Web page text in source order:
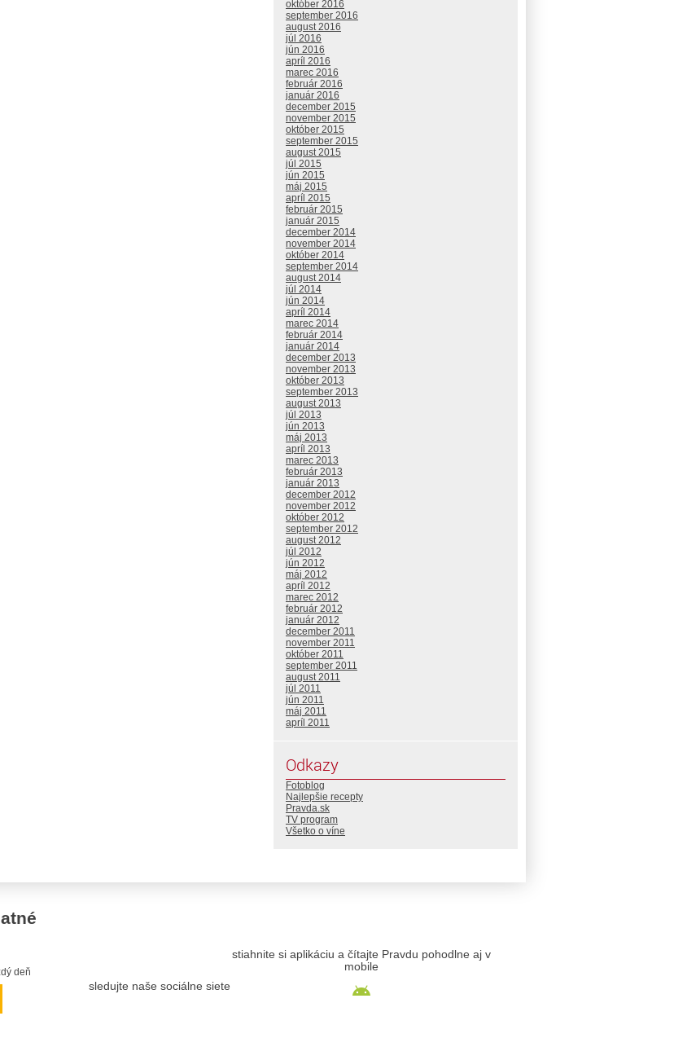
október 2016
september 2016
august 2016
júl 2016
jún 2016
apríl 2016
marec 2016
február 2016
január 2016
december 2015
november 2015
október 2015
september 2015
august 2015
júl 2015
jún 2015
máj 2015
apríl 2015
február 2015
január 2015
december 2014
november 2014
október 2014
september 2014
august 2014
júl 2014
jún 2014
apríl 2014
marec 2014
február 2014
január 2014
december 2013
november 2013
október 2013
september 2013
august 2013
júl 2013
jún 2013
máj 2013
apríl 2013
marec 2013
február 2013
január 2013
december 2012
november 2012
október 2012
september 2012
august 2012
júl 2012
jún 2012
máj 2012
apríl 2012
marec 2012
február 2012
január 2012
december 2011
november 2011
október 2011
september 2011
august 2011
júl 2011
jún 2011
máj 2011
apríl 2011
Odkazy
Fotoblog
Najlepšie recepty
Pravda.sk
TV program
Všetko o víne
deň
sledujte naše sociálne siete
stiahnite si aplikáciu a čítajte Pravdu pohodlne aj v
mobile